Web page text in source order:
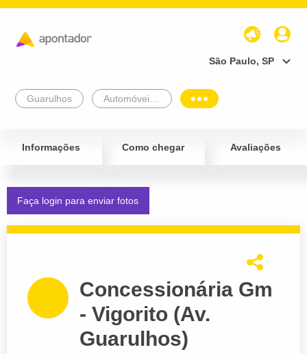
São Paulo, SP
Guarulhos
Informações Como chegar Avaliações
Faça login para enviar fotos
Concessionária Gm
- Vigorito (Av.
Guarulhos)